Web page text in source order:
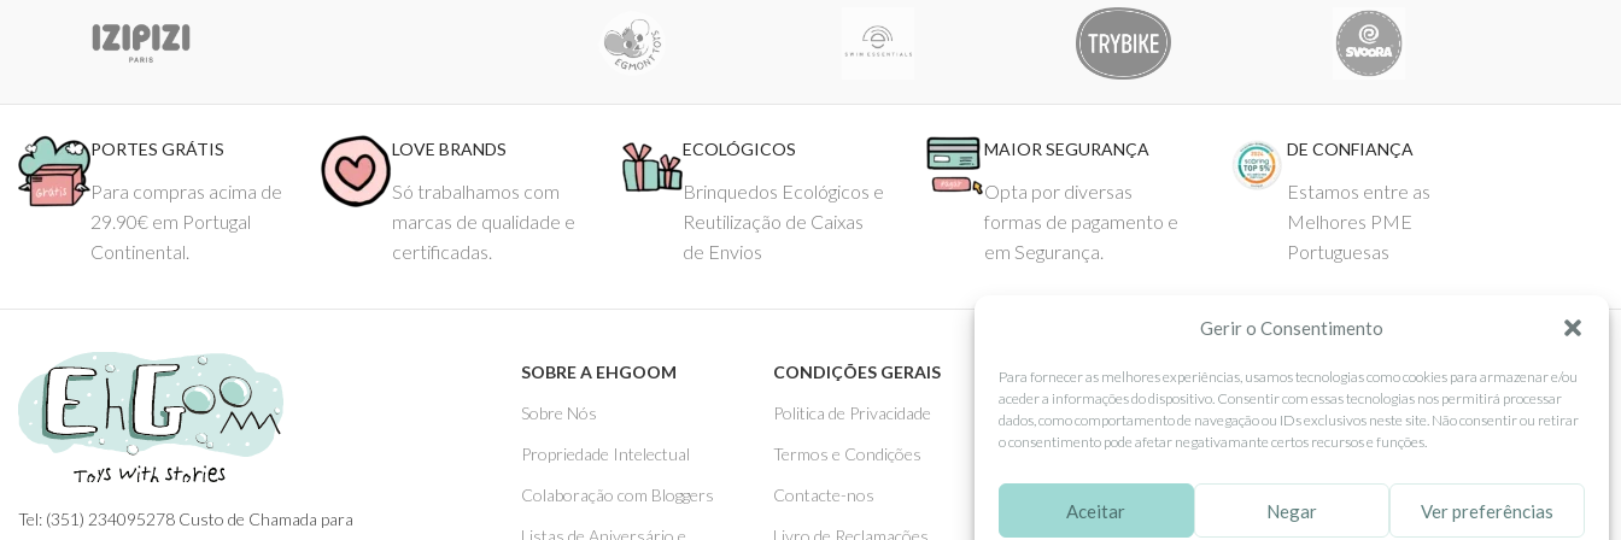
Gerir o Consentimento
Para fornecer as melhores experiências, usamos tecnologias como cookies para armazenar e/ou
aceder a informações do dispositivo. Consentir com essas tecnologias nos permitirá processar
dados, como comportamento de navegação ou IDs exclusivos neste site. Não consentir ou retirar
o consentimento pode afetar negativamante certos recursos e funções.
Aceitar Negar Ver preferências
PORTES GRÁTIS
Para compras acima de
29.90€ em Portugal
Continental.
LOVE BRANDS
Só trabalhamos com
marcas de qualidade e
certificadas.
ECOLÓGICOS
Brinquedos Ecológicos e
Reutilização de Caixas
de Envios
MAIOR SEGURANÇA
Opta por diversas
formas de pagamento e
em Segurança.
DE CONFIANÇA
Estamos entre as
Melhores PME
Portuguesas
Tel: (351) 234095278 Custo de Chamada para
SOBRE A EHGOOM
Sobre Nós
Propriedade Intelectual
Colaboração com Bloggers
Listas de Aniversário e
CONDIÇÕES GERAIS
Politica de Privacidade
Termos e Condições
Contacte-nos
Livro de Reclamações
APOIO AO CLIENTE
Como Comprar
Pagamentos
Trocas e Devoluções
SEGUE-NOS
Facebook
Instagram
X